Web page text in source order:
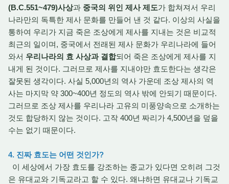
(B.C.551~479)사상과 중국의 위인 제사 제도가 합쳐져서 우리
나라만의 독특한 제사 문화를 만들어 낸 것 같다. 이상의 사실을
통하여 우리가 지금 죽은 조상에게 제사를 지내는 것은 비교적
최근의 일이며, 중국에서 전래된 제사 문화가 우리나라에 들어
와서 우리나라의 효 사상과 결합되어 죽은 조상에게 제사를 지
내게 된 것이다. 그러므로 제사를 지내야만 효도한다는 생각은
잘못된 생각이다. 사실 5,000년의 역사 가운데 조상 제사의 역
사는 마지막 약 300~400년 정도의 역사 밖에 안되기 때문이다.
그러므로 조상 제사를 우리나라 고유의 미풍양속으로 소개하는
것도 합당하지 않는 것이다. 고작 400년 짜리가 4,500년을 덮을
수는 없기 때문이다.
4. 진짜 효도는 어떤 것인가?
이 세상에서 가장 효도를 강조하는 종교가 있다면 오히려 그것
은 유대교와 기독교라고 할 수 있다. 왜냐하면 유대교나 기독교